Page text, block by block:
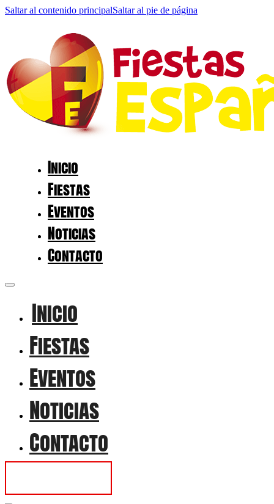
Saltar al contenido principalSaltar al pie de página
Inicio
Fiestas
Eventos
Noticias
Contacto
Inicio
Fiestas
Eventos
Noticias
Contacto